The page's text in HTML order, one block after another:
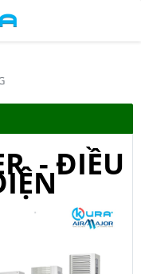
- ĐIỀU